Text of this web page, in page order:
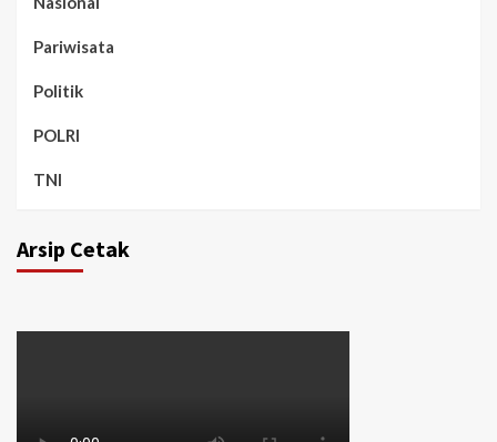
Pariwisata
Politik
POLRI
TNI
Arsip Cetak